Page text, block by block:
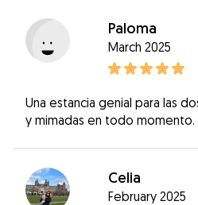
Paloma
March 2025
Una estancia genial para las
y mimadas en todo momento.
Celia
February 2025